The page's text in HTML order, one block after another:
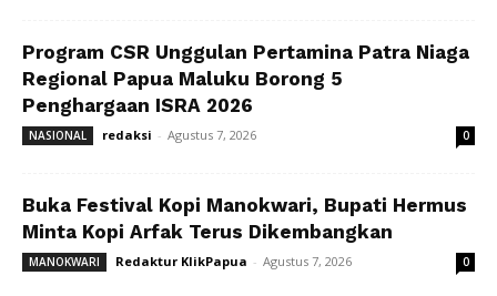
Program CSR Unggulan Pertamina Patra Niaga
Regional Papua Maluku Borong 5
Penghargaan ISRA 2026
NASIONAL redaksi - Agustus 7, 2026 0
Buka Festival Kopi Manokwari, Bupati Hermus
Minta Kopi Arfak Terus Dikembangkan
MANOKWARI Redaktur KlikPapua - Agustus 7, 2026 0